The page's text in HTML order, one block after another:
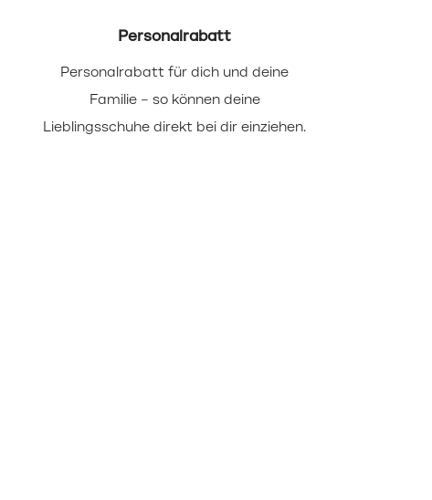
Personalrabatt
Personalrabatt für dich und deine
Familie – so können deine
Lieblingsschuhe direkt bei dir einziehen.